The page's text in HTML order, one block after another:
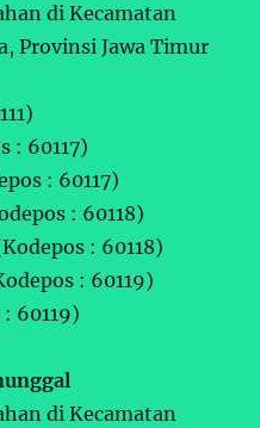
di Kecamatan
Provinsi Jawa Timur
: 60117)
: 60117)
: 60118)
: 60118)
: 60119)
60119)
di Kecamatan